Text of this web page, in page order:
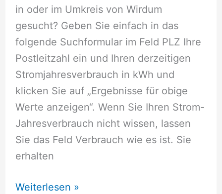
in oder im Umkreis von Wirdum
gesucht? Geben Sie einfach in das
folgende Suchformular im Feld PLZ Ihre
Postleitzahl ein und Ihren derzeitigen
Stromjahresverbrauch in kWh und
klicken Sie auf „Ergebnisse für obige
Werte anzeigen“. Wenn Sie Ihren Strom-
Jahresverbrauch nicht wissen, lassen
Sie das Feld Verbrauch wie es ist. Sie
erhalten
Stromversorger
Weiterlesen »